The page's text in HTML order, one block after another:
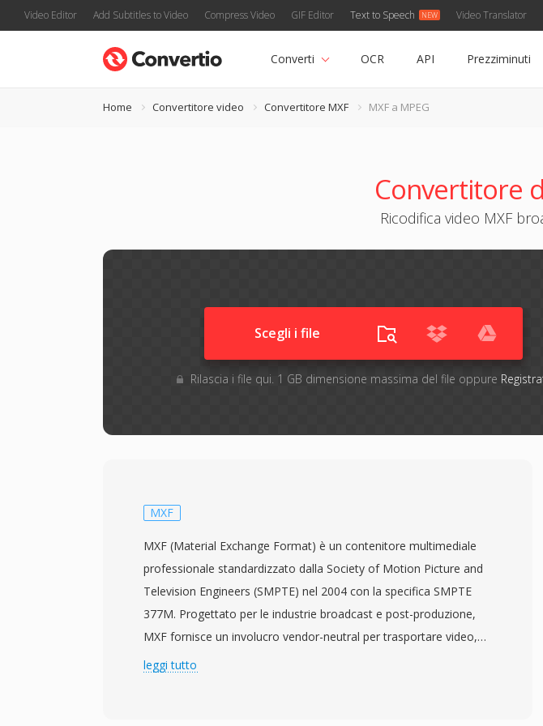
Video Editor Add Subtitles to Video Compress Video GIF Editor Text to Speech Video Translator
Converti OCR API Prezziminuti
Home Convertitore video Convertitore MXF MXF a MPEG
Convertitore
Ricodifica video MXF
Scegli i file
Rilascia i file qui. 1 GB dimensione massima del file oppure
MXF
MXF (Material Exchange Format) è un contenitore multimediale
professionale standardizzato dalla Society of Motion Picture and
Television Engineers (SMPTE) nel 2004 con la specifica SMPTE
377M. Progettato per le industrie broadcast e post-produzione,
MXF fornisce un involucro vendor-neutral per trasportare video,
audio e metadati descrittivi ricchi tra diversi sistemi e piattaforme
leggi tutto